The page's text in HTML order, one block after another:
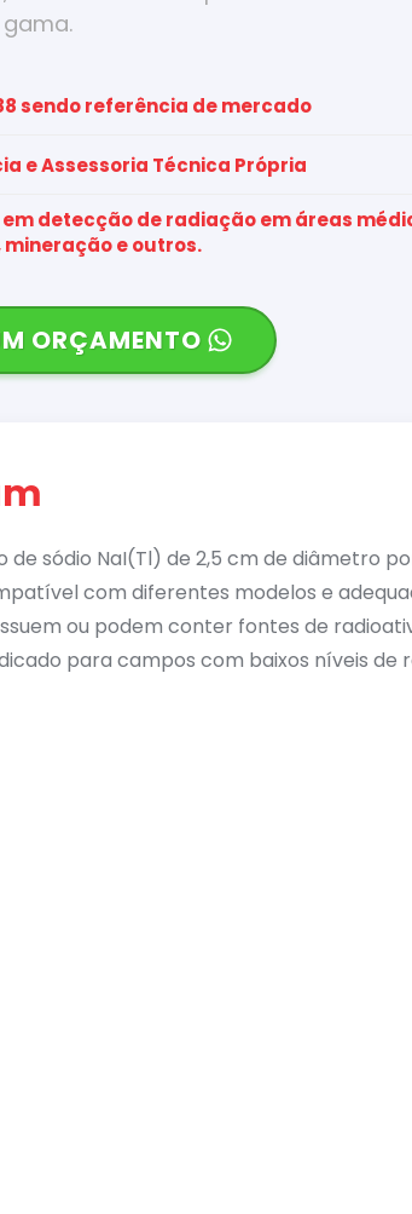
sendo referência de mercado
e Assessoria Técnica Própria
em detecção de radiação em áreas
e outros.
ORÇAMENTO
sódio NaI(Tl) de 2,5 cm de diâmetro
com diferentes modelos e
ou podem conter fontes de
para campos com baixos níveis de